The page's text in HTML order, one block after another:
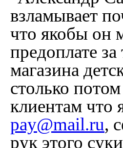
взламывает
что якобы он
предоплате
магазина
столько
клиентам что
pay@mail.ru,
рук этого